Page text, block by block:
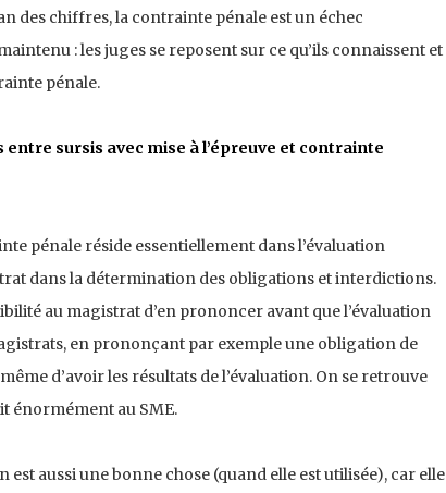
des chiffres, la contrainte pénale est un échec
: les juges se reposent sur ce qu’ils connaissent et
pénale.
sursis avec mise à l’épreuve et contrainte
pénale réside essentiellement dans l’évaluation
dans la détermination des obligations et interdictions.
au magistrat d’en prononcer avant que l’évaluation
en prononçant par exemple une obligation de
d’avoir les résultats de l’évaluation. On se retrouve
énormément au SME.
est aussi une bonne chose (quand elle est utilisée), car elle